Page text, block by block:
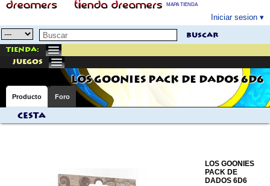
MAPA TIENDA
Iniciar sesion
buscar
Tienda:
juegos
LOS GOONIES PACK DE DADOS 6D6
Producto Foro
Cesta
LOS GOONIES
PACK DE
DADOS 6D6